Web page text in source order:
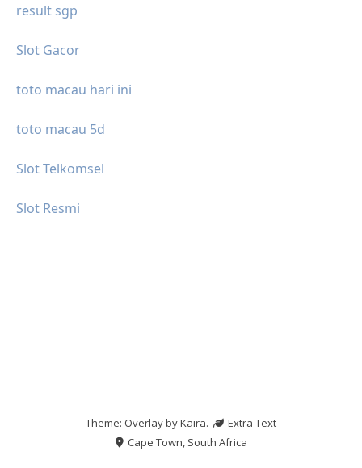
result sgp
Slot Gacor
toto macau hari ini
toto macau 5d
Slot Telkomsel
Slot Resmi
Theme: Overlay byKaira.
Extra Text
Cape Town, South Africa